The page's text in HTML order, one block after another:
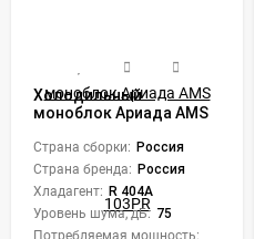
Холодильный
моноблок Ариада AMS
Страна сборки: Россия
Страна бренда: Россия
Хладагент: R 404A
Уровень шума, дБ: 75
Потребляемая мощность: